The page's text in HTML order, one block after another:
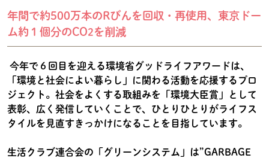
年間で約500万本のRびんを回収・再使用、東京ドー
ム約１個分のCO2を削減
今年で６回目を迎える環境省グッドライフアワードは、
「環境と社会によい暮らし」に関わる活動を応援するプロ
ジェクト。社会をよくする取組みを「環境大臣賞」として
表彰、広く発信していくことで、ひとりひとりがライフス
タイルを見直すきっかけになることを目指しています。
生活クラブ連合会の「グリーンシステム」は”GARBAGE